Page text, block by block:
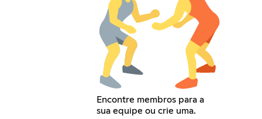
Encontre membros para a
sua equipe ou crie uma.